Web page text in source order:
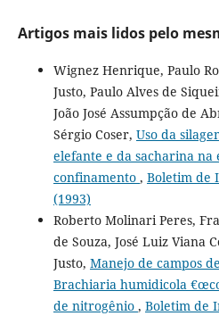
Artigos mais lidos pelo
Wignez Henrique, Paulo
Justo, Paulo Alves de
João José Assumpção de
Sérgio Coser, Uso da
elefante e da sacharina na
confinamento , Boletim de
(1993)
Roberto Molinari Peres,
de Souza, José Luiz Viana
Justo, Manejo de campos
Brachiaria humidicola
de nitrogênio , Boletim de